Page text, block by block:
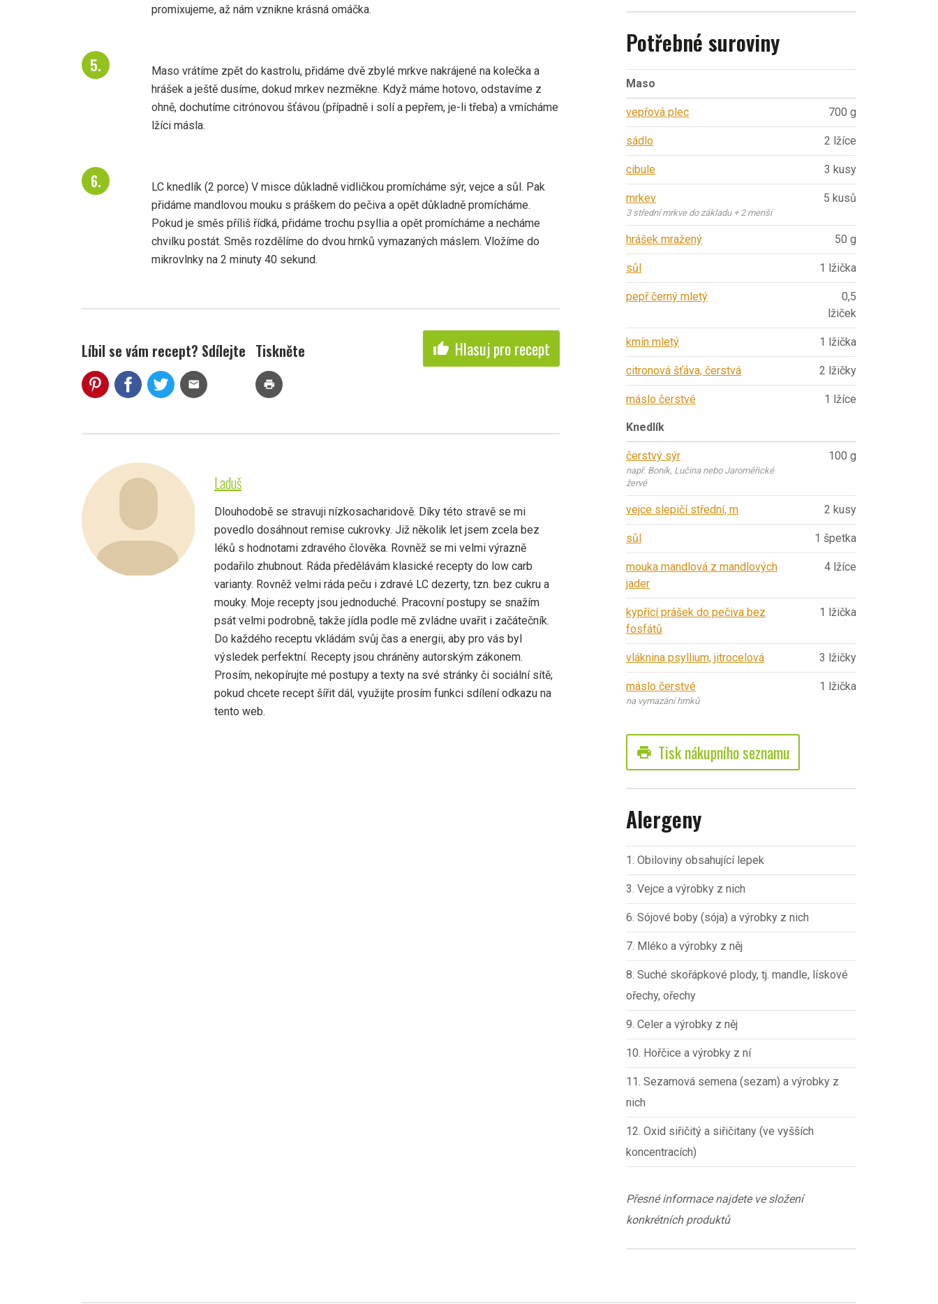
promixujeme, až nám vznikne krásná omáčka.
Maso vrátíme zpět do kastrolu, přidáme dvě zbylé mrkve nakrájené na kolečka a
hrášek a ještě dusíme, dokud mrkev nezměkne. Když máme hotovo, odstavíme z
ohně, dochutíme citrónovou šťávou (případně i solí a pepřem, je-li třeba) a vmícháme
lžíci másla.
LC knedlík (2 porce) V misce důkladně vidličkou promícháme sýr, vejce a sůl. Pak
přidáme mandlovou mouku s práškem do pečiva a opět důkladně promícháme.
Pokud je směs příliš řídká, přidáme trochu psyllia a opět promícháme a necháme
chvilku postát. Směs rozdělíme do dvou hrnků vymazaných máslem. Vložíme do
mikrovlnky na 2 minuty 40 sekund.
Líbil se vám recept? Sdílejte
mail
Tiskněte
print
thumb_up Hlasuj pro recept
Laduš
Dlouhodobě se stravuji nízkosacharidově. Díky této stravě se mi
povedlo dosáhnout remise cukrovky. Již několik let jsem zcela bez
léků s hodnotami zdravého člověka. Rovněž se mi velmi výrazně
podařilo zhubnout. Ráda předělávám klasické recepty do low carb
varianty. Rovněž velmi ráda peču i zdravé LC dezerty, tzn. bez cukru a
mouky. Moje recepty jsou jednoduché. Pracovní postupy se snažím
psát velmi podrobně, takže jídla podle mě zvládne uvařit i začátečník.
Do každého receptu vkládám svůj čas a energii, aby pro vás byl
výsledek perfektní. Recepty jsou chráněny autorským zákonem.
Prosím, nekopírujte mé postupy a texty na své stránky či sociální sítě;
pokud chcete recept šířit dál, využijte prosím funkci sdílení odkazu na
tento web.
Potřebné suroviny
Maso
vepřová plec 700 g
sádlo 2 lžíce
cibule 3 kusy
mrkev
3 střední mrkve do základu + 2 menší
5 kusů
hrášek mražený 50 g
sůl 1 lžička
pepř černý mletý
0,5
lžiček
kmín mletý 1 lžička
citronová šťáva, čerstvá 2 lžičky
máslo čerstvé 1 lžíce
Knedlík
čerstvý sýr
např. Boník, Lučina nebo Jaroměřické
žervé
100 g
vejce slepičí střední, m 2 kusy
sůl 1 špetka
mouka mandlová z mandlových
jader
4 lžíce
kypřící prášek do pečiva bez
fosfátů
1 lžička
vláknina psyllium, jitrocelová 3 lžičky
máslo čerstvé
na vymazání hrnků
1 lžička
print Tisk nákupního seznamu
Alergeny
1. Obiloviny obsahující lepek
3. Vejce a výrobky z nich
6. Sójové boby (sója) a výrobky z nich
7. Mléko a výrobky z něj
8. Suché skořápkové plody, tj. mandle, lískové
ořechy, ořechy
9. Celer a výrobky z něj
10. Hořčice a výrobky z ní
11. Sezamová semena (sezam) a výrobky z
nich
12. Oxid siřičitý a siřičitany (ve vyšších
koncentracích)
Přesné informace najdete ve složení
konkrétních produktů